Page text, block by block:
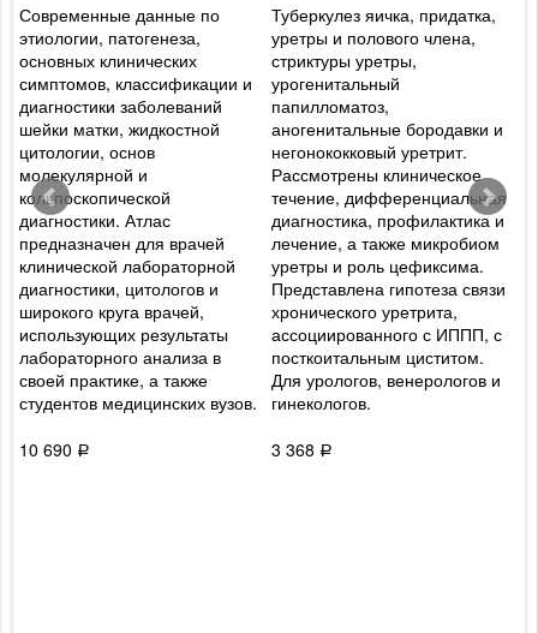
Современные данные по
этиологии, патогенеза,
основных клинических
симптомов, классификации и
диагностики заболеваний
шейки матки, жидкостной
цитологии, основ
молекулярной и
кольпоскопической
диагностики. Атлас
предназначен для врачей
клинической лабораторной
диагностики, цитологов и
широкого круга врачей,
использующих результаты
лабораторного анализа в
своей практике, а также
студентов медицинских вузов.
10 690 Р
Туберкулез яичка, придатка,
уретры и полового члена,
стриктуры уретры,
урогенитальный
папилломатоз,
аногенитальные бородавки и
негонококковый уретрит.
Рассмотрены клиническое
течение, дифференциальная
диагностика, профилактика и
лечение, а также микробиом
уретры и роль цефиксима.
Представлена гипотеза связи
хронического уретрита,
ассоциированного с ИППП, с
посткоитальным циститом.
Для урологов, венерологов и
гинекологов.
3 368 Р